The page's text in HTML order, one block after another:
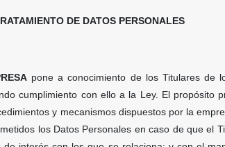
DE DATOS PERSONALES
pone a conocimiento de los Titulares de
cumplimiento con ello a la Ley. El propósito
y mecanismos dispuestos por la
los Datos Personales en caso de que el